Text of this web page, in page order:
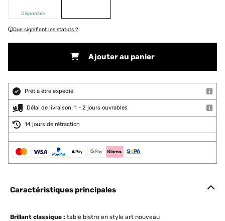
Disponible
Que signifient les statuts ?
Ajouter au panier
Prêt à être expédié
Délai de livraison: 1 - 2 jours ouvrables
14 jours de rétraction
Caractéristiques principales
Brillant classique : table bistro en style art nouveau